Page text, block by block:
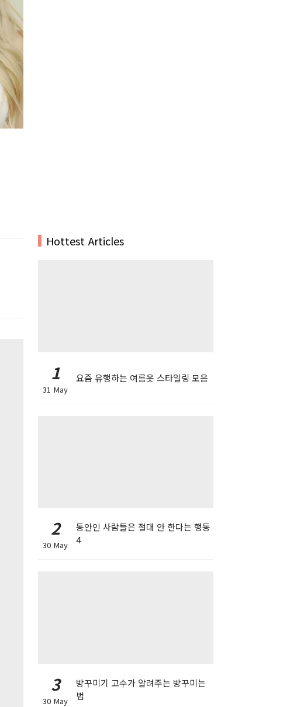
Hottest Articles
1
31 May
요즘 유행하는 여름옷 스타일링 모음
2
30 May
동안인 사람들은 절대 안 한다는 행동
4
3
30 May
방꾸미기 고수가 알려주는 방꾸미는
법